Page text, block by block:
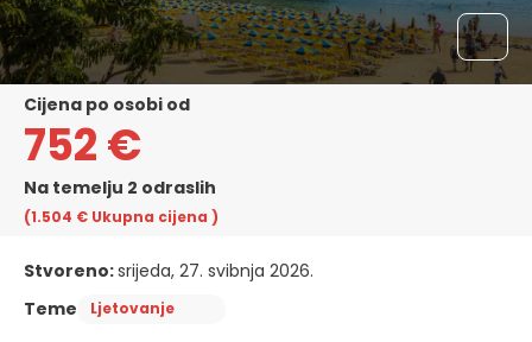
cijena po osobi od
752 €
Na temelju 2 odraslih
(1.504 € Ukupna cijena )
Stvoreno:srijeda, 27. svibnja 2026.
Teme
Ljetovanje